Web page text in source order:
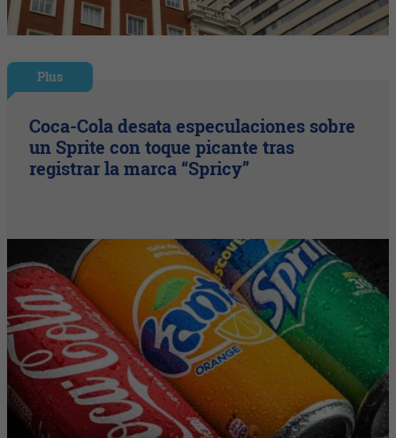
Plus
Coca-Cola desata especulaciones sobre
un Sprite con toque picante tras
registrar la marca “Spricy”